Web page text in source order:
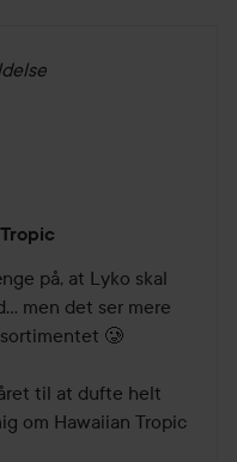
blev oprettet 1 år
på, at Lyko skal
men det ser mere
🥲
til at dufte helt
om Hawaiian Tropic